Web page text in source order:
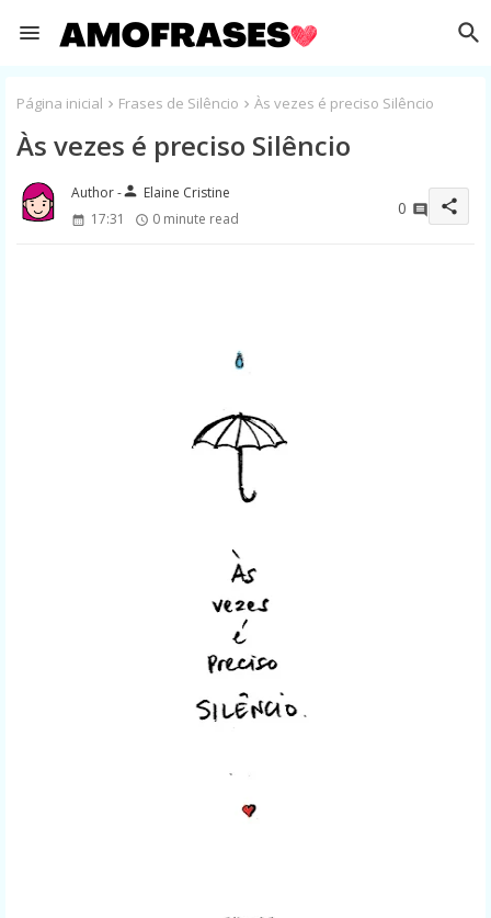
Página inicial Frases de Silêncio Às vezes é preciso Silêncio
Às vezes é preciso Silêncio
person Elaine Cristine
17:31
0 minute read
0 share